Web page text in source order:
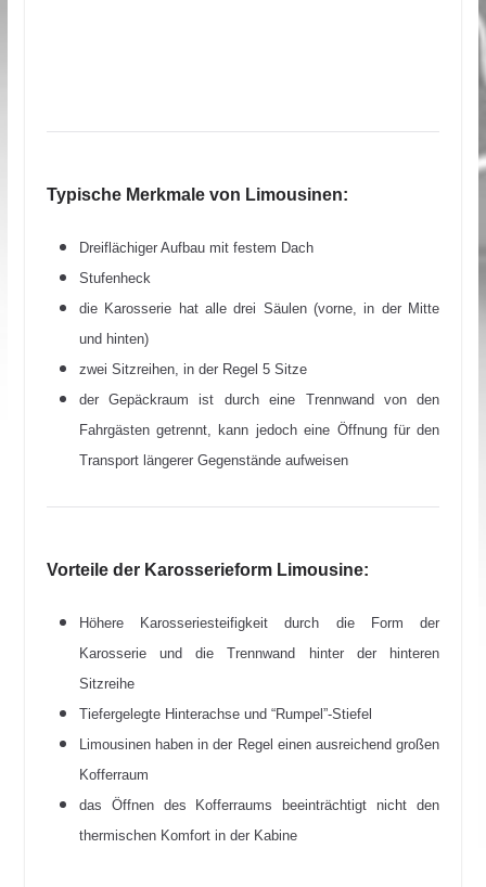
Typische Merkmale von Limousinen:
Dreiflächiger Aufbau mit festem Dach
Stufenheck
die Karosserie hat alle drei Säulen (vorne, in der Mitte
und hinten)
zwei Sitzreihen, in der Regel 5 Sitze
der Gepäckraum ist durch eine Trennwand von den
Fahrgästen getrennt, kann jedoch eine Öffnung für den
Transport längerer Gegenstände aufweisen
Vorteile der Karosserieform Limousine:
Höhere Karosseriesteifigkeit durch die Form der
Karosserie und die Trennwand hinter der hinteren
Sitzreihe
Tiefergelegte Hinterachse und “Rumpel”-Stiefel
Limousinen haben in der Regel einen ausreichend großen
Kofferraum
das Öffnen des Kofferraums beeinträchtigt nicht den
thermischen Komfort in der Kabine